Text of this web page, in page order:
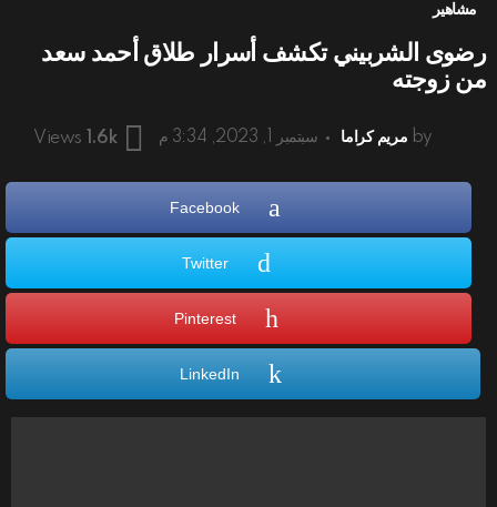
مشاهير
رضوى الشربيني تكشف أسرار طلاق أحمد سعد
من زوجته
by مريم كراما سبتمبر 1, 2023, 3:34 م 1.6k
Views
Facebook
Twitter
Pinterest
LinkedIn